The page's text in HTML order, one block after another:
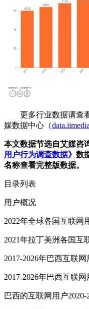
更多行业数据请查
媒数据中心（
本文数据节选自艾媒咨
用户行为调查数据》 数
名称查看完整版数据。
目录列表
用户概况
2022年全球各国互联网
2021年拉丁美洲各国互
2017-2026年巴西互联
2017-2026年巴西互联
巴西的互联网用户2020-